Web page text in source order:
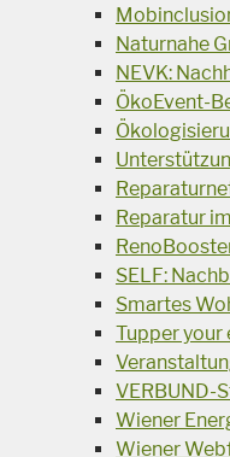
Naturnahe
NEVK:
ÖkoEvent-
Reparatur
SELF:
Smartes
Tupper your
VERBUND-
Wiener
Wiener